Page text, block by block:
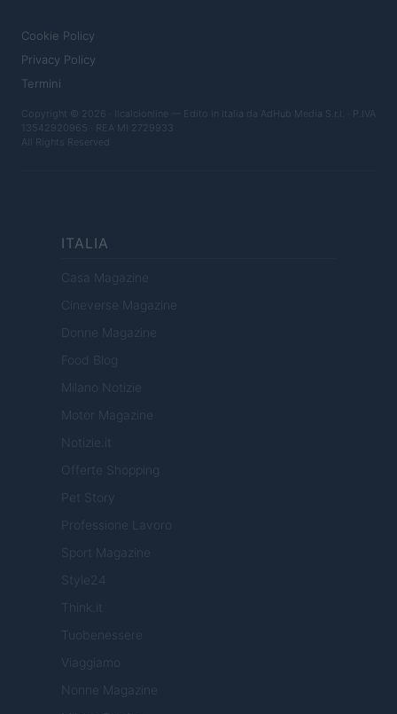
Cookie Policy
Privacy Policy
Termini
Copyright © 2026 · Ilcalcionline — Edito in Italia da AdHub Media S.r.l. · P.IVA
13542920965 · REA MI 2729933
All Rights Reserved
ITALIA
Casa Magazine
Cineverse Magazine
Donne Magazine
Food Blog
Milano Notizie
Motor Magazine
Notizie.it
Offerte Shopping
Pet Story
Professione Lavoro
Sport Magazine
Style24
Think.it
Tuobenessere
Viaggiamo
Nonne Magazine